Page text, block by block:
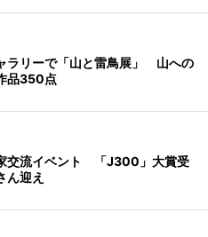
ラリーで「山と雷鳥展」 山への
品350点
交流イベント 「J300」大賞受
ん迎え